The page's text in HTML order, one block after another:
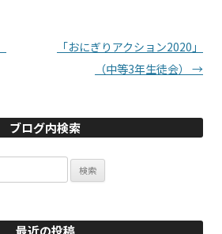
「おにぎりアクション2020」
（中等3年生徒会） →
ブログ内検索
最近の投稿